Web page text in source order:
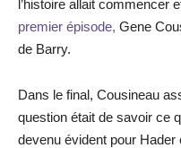
l’histoire allait commencer
premier épisode, Gene
de Barry.
Dans le final, Cousineau
question était de savoir ce
devenu évident pour